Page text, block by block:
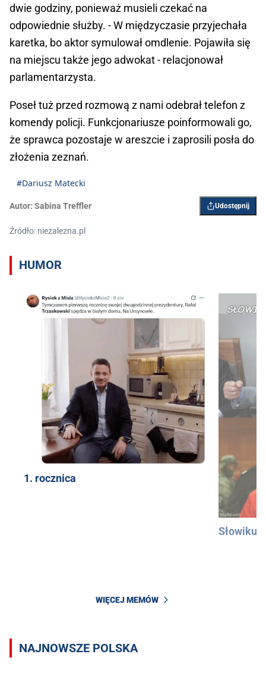
dwie godziny, ponieważ musieli czekać na
odpowiednie służby. - W międzyczasie przyjechała
karetka, bo aktor symulował omdlenie. Pojawiła się
na miejscu także jego adwokat - relacjonował
parlamentarzysta.
Poseł tuż przed rozmową z nami odebrał telefon z
komendy policji. Funkcjonariusze poinformowali go,
że sprawca pozostaje w areszcie i zaprosili posła do
złożenia zeznań.
#Dariusz Matecki
Autor: Sabina Treffler Udostępnij
Źródło: niezalezna.pl
HUMOR
1. rocznica
Słowiku
WIĘCEJ MEMÓW
NAJNOWSZE POLSKA